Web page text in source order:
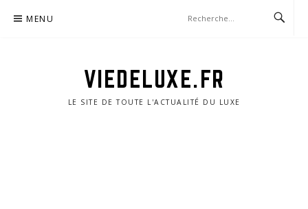
MENU
VIEDELUXE.FR
LE SITE DE TOUTE L'ACTUALITÉ DU LUXE